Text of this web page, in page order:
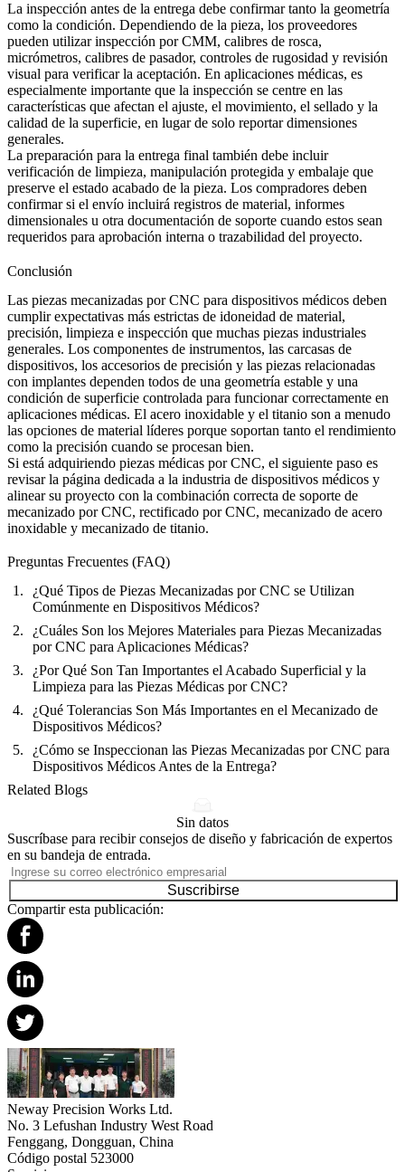
La inspección antes de la entrega debe confirmar tanto la geometría
como la condición. Dependiendo de la pieza, los proveedores
pueden utilizar inspección por CMM, calibres de rosca,
micrómetros, calibres de pasador, controles de rugosidad y revisión
visual para verificar la aceptación. En aplicaciones médicas, es
especialmente importante que la inspección se centre en las
características que afectan el ajuste, el movimiento, el sellado y la
calidad de la superficie, en lugar de solo reportar dimensiones
generales.
La preparación para la entrega final también debe incluir
verificación de limpieza, manipulación protegida y embalaje que
preserve el estado acabado de la pieza. Los compradores deben
confirmar si el envío incluirá registros de material, informes
dimensionales u otra documentación de soporte cuando estos sean
requeridos para aprobación interna o trazabilidad del proyecto.
Conclusión
Las piezas mecanizadas por CNC para dispositivos médicos deben
cumplir expectativas más estrictas de idoneidad de material,
precisión, limpieza e inspección que muchas piezas industriales
generales. Los componentes de instrumentos, las carcasas de
dispositivos, los accesorios de precisión y las piezas relacionadas
con implantes dependen todos de una geometría estable y una
condición de superficie controlada para funcionar correctamente en
aplicaciones médicas. El acero inoxidable y el titanio son a menudo
las opciones de material líderes porque soportan tanto el rendimiento
como la precisión cuando se procesan bien.
Si está adquiriendo piezas médicas por CNC, el siguiente paso es
revisar la página dedicada a la industria de dispositivos médicos y
alinear su proyecto con la combinación correcta de soporte de
mecanizado por CNC, rectificado por CNC, mecanizado de acero
inoxidable y mecanizado de titanio.
Preguntas Frecuentes (FAQ)
¿Qué Tipos de Piezas Mecanizadas por CNC se Utilizan
Comúnmente en Dispositivos Médicos?
¿Cuáles Son los Mejores Materiales para Piezas Mecanizadas
por CNC para Aplicaciones Médicas?
¿Por Qué Son Tan Importantes el Acabado Superficial y la
Limpieza para las Piezas Médicas por CNC?
¿Qué Tolerancias Son Más Importantes en el Mecanizado de
Dispositivos Médicos?
¿Cómo se Inspeccionan las Piezas Mecanizadas por CNC para
Dispositivos Médicos Antes de la Entrega?
Related Blogs
Sin datos
Suscríbase para recibir consejos de diseño y fabricación de expertos
en su bandeja de entrada.
Suscribirse
Compartir esta publicación:
Neway Precision Works Ltd.
No. 3 Lefushan Industry West Road
Fenggang, Dongguan, China
Código postal 523000